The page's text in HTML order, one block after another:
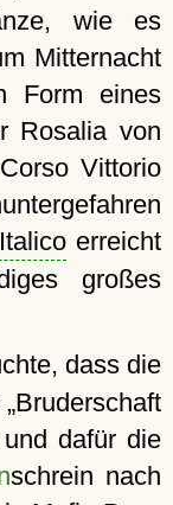
wie es
Mitternacht
Form eines
Rosalia von
Vittorio
erreicht
großes
dass die
Bruderschaft
dafür die
schrein nach